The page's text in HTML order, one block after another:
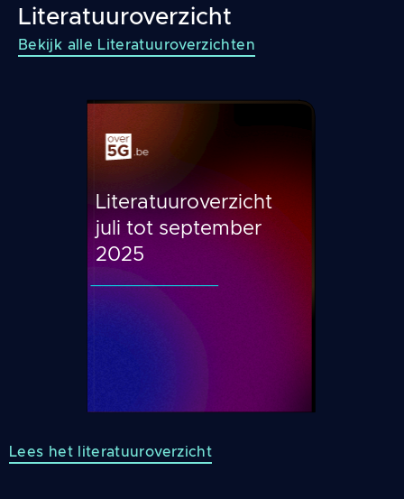
Literatuuroverzicht
Bekijk alle Literatuuroverzichten
Literatuuroverzicht
juli tot september
2025
Lees het literatuuroverzicht